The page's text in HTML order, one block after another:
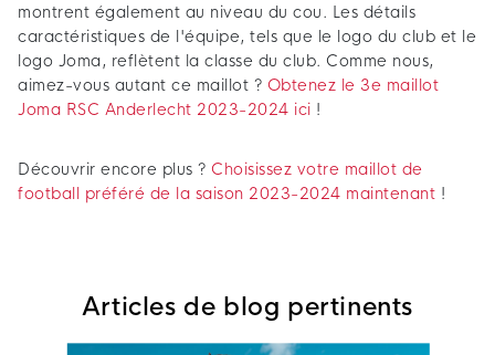
montrent également au niveau du cou. Les détails
caractéristiques de l'équipe, tels que le logo du club et le
logo Joma, reflètent la classe du club. Comme nous,
aimez-vous autant ce maillot ? Obtenez le 3e maillot
Joma RSC Anderlecht 2023-2024 ici !
Découvrir encore plus ? Choisissez votre maillot de
football préféré de la saison 2023-2024 maintenant !
Articles de blog pertinents